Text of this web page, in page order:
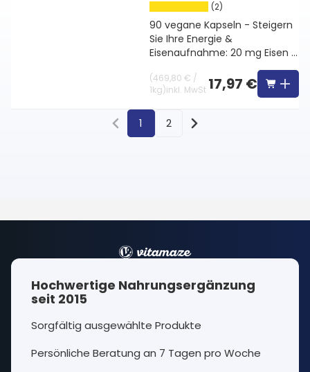
(2)
90 vegane Kapseln - Steigern
Sie Ihre Energie &
Eisenaufnahme: 20 mg Eisen +
(469,80 € /
1kg)inkl. MwSt 17,97 €
1 2
Hochwertige Nahrungsergänzung
seit 2015
Sorgfältig ausgewählte Produkte
Persönliche Beratung an 7 Tagen pro Woche